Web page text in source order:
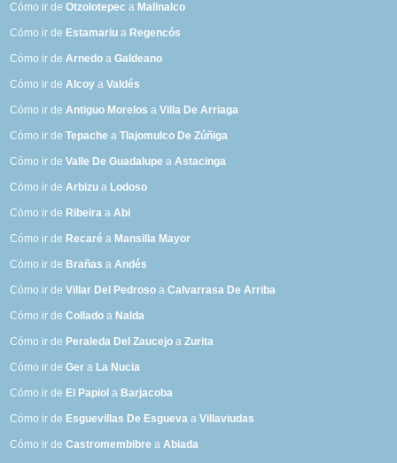
Cómo ir deOtzolotepec a Malinalco
Cómo ir de Estamariu a Regencós
Cómo ir deArnedo aGaldeano
Cómo ir deAlcoy aValdés
Cómo ir deAntiguo Morelos aVilla De Arriaga
Cómo ir deTepache aTlajomulco De Zúñiga
Cómo ir deValle De Guadalupe aAstacinga
Cómo ir deArbizu a Lodoso
Cómo ir de Ribeira aAbi
Cómo ir de Recaré a Mansilla Mayor
Cómo ir de Brañas aAndés
Cómo ir deVillar Del Pedroso aCalvarrasa De Arriba
Cómo ir deCollado a Nalda
Cómo ir de Peraleda Del Zaucejo aZurita
Cómo ir deGer a La Nucia
Cómo ir de El Papiol a Barjacoba
Cómo ir de Esguevillas De Esgueva aVillaviudas
Cómo ir deCastromembibre aAbiada